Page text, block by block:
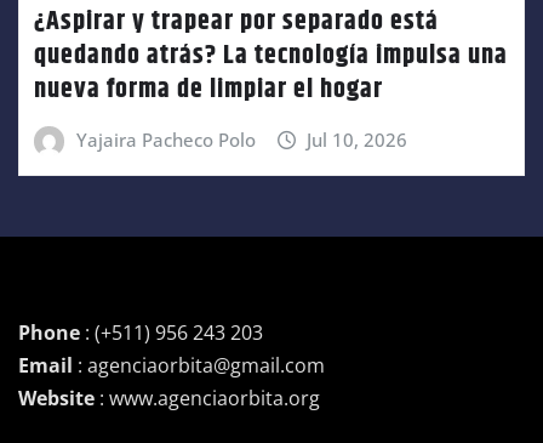
¿Aspirar y trapear por separado está
quedando atrás? La tecnología impulsa una
nueva forma de limpiar el hogar
Yajaira Pacheco Polo Jul 10, 2026
Phone : (+511) 956 243 203
Email : agenciaorbita@gmail.com
Website : www.agenciaorbita.org